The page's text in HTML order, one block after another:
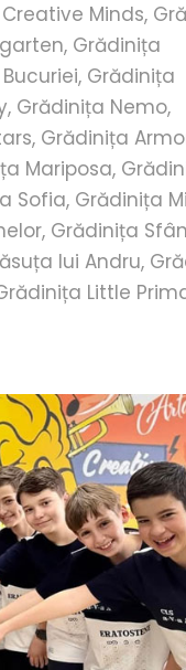
Minds,
Grădinița
Grădinița
Grădinița Nemo,
Grădinița
Mariposa,
Sofia, Grădinița
Grădinița
lui Andru,
Little